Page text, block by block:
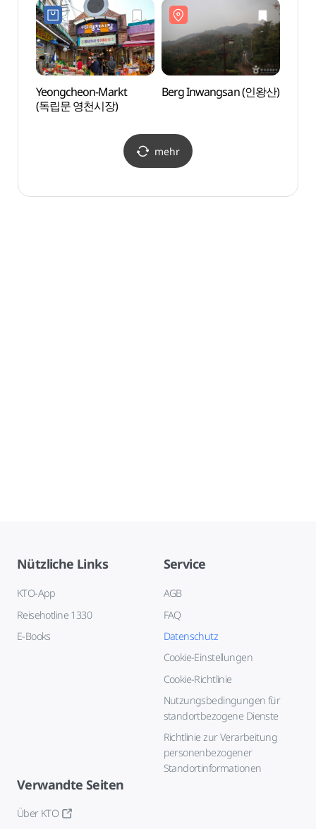
Yeongcheon-Markt
(독립문 영천시장)
Berg Inwangsan (인왕산)
mehr
Nützliche Links
KTO-App
Reisehotline 1330
E-Books
Service
AGB
FAQ
Datenschutz
Cookie-Einstellungen
Cookie-Richtlinie
Nutzungsbedingungen für
standortbezogene Dienste
Richtlinie zur Verarbeitung
personenbezogener
Standortinformationen
Verwandte Seiten
Über KTO